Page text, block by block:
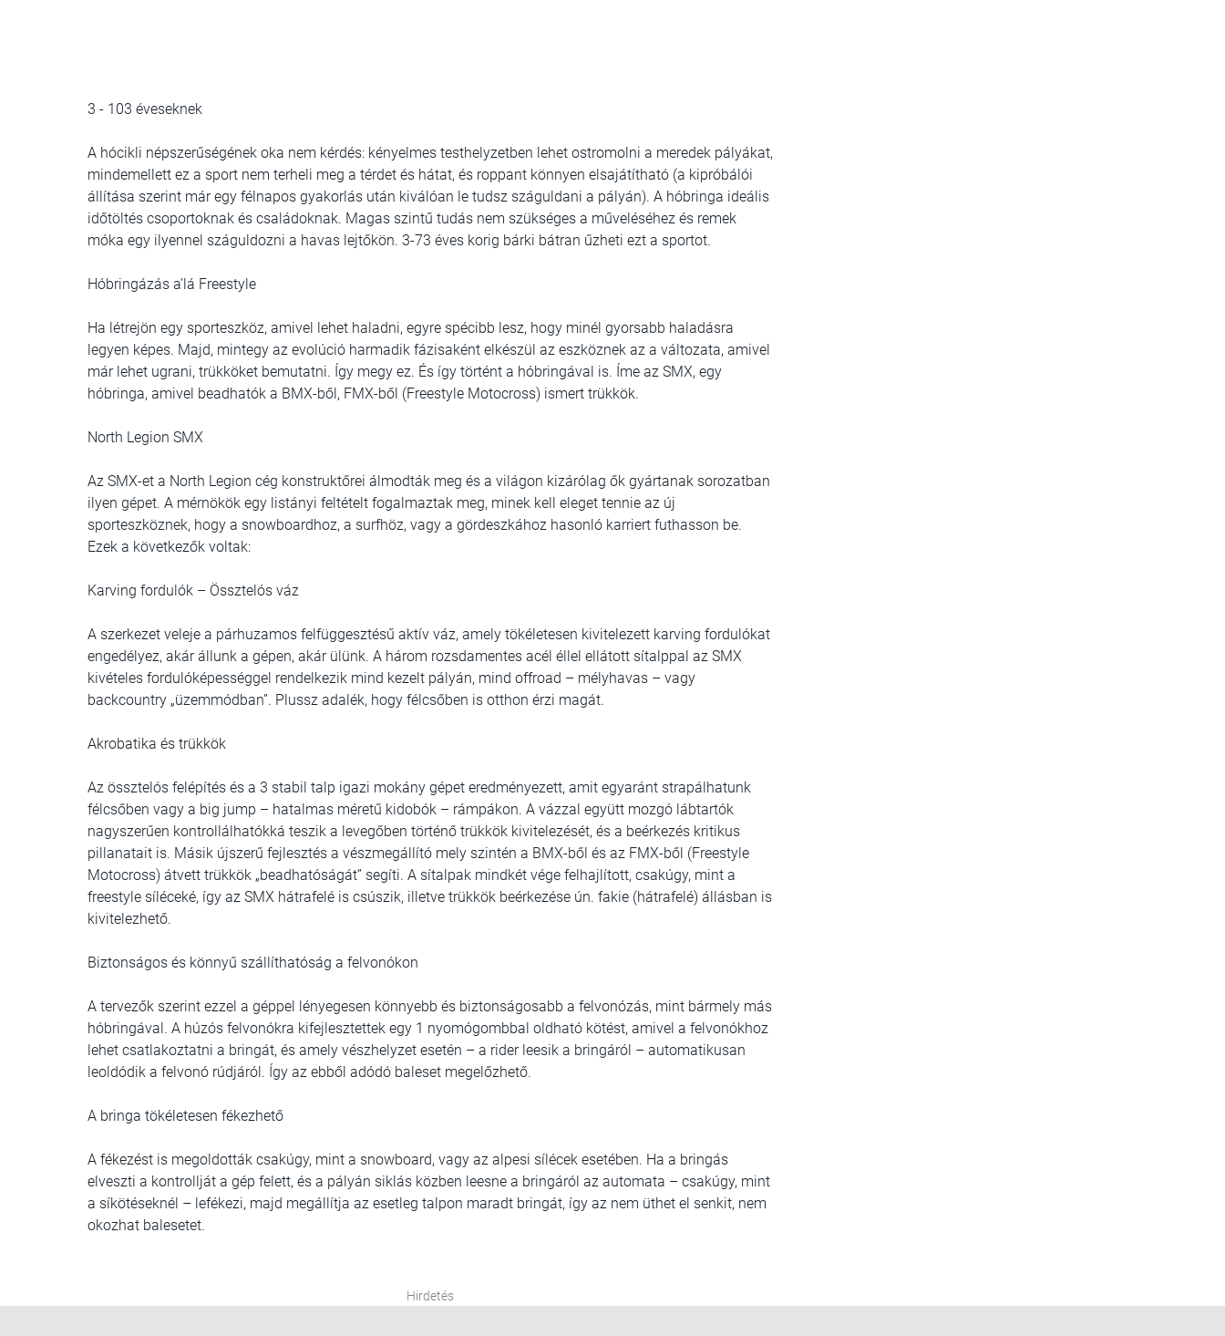
3 - 103 éveseknek
A hócikli népszerűségének oka nem kérdés: kényelmes testhelyzetben lehet ostromolni a meredek pályákat,
mindemellett ez a sport nem terheli meg a térdet és hátat, és roppant könnyen elsajátítható (a kipróbálói
állítása szerint már egy félnapos gyakorlás után kiválóan le tudsz száguldani a pályán). A hóbringa ideális
időtöltés csoportoknak és családoknak. Magas szintű tudás nem szükséges a műveléséhez és remek
móka egy ilyennel száguldozni a havas lejtőkön. 3-73 éves korig bárki bátran űzheti ezt a sportot.
Hóbringázás a’lá Freestyle
Ha létrejön egy sporteszköz, amivel lehet haladni, egyre spécibb lesz, hogy minél gyorsabb haladásra
legyen képes. Majd, mintegy az evolúció harmadik fázisaként elkészül az eszköznek az a változata, amivel
már lehet ugrani, trükköket bemutatni. Így megy ez. És így történt a hóbringával is. Íme az SMX, egy
hóbringa, amivel beadhatók a BMX-ből, FMX-ből (Freestyle Motocross) ismert trükkök.
North Legion SMX
Az SMX-et a North Legion cég konstruktőrei álmodták meg és a világon kizárólag ők gyártanak sorozatban
ilyen gépet. A mérnökök egy listányi feltételt fogalmaztak meg, minek kell eleget tennie az új
sporteszköznek, hogy a snowboardhoz, a surfhöz, vagy a gördeszkához hasonló karriert futhasson be.
Ezek a következők voltak:
Karving fordulók – Össztelós váz
A szerkezet veleje a párhuzamos felfüggesztésű aktív váz, amely tökéletesen kivitelezett karving fordulókat
engedélyez, akár állunk a gépen, akár ülünk. A három rozsdamentes acél éllel ellátott sítalppal az SMX
kivételes fordulóképességgel rendelkezik mind kezelt pályán, mind offroad – mélyhavas – vagy
backcountry „üzemmódban”. Plussz adalék, hogy félcsőben is otthon érzi magát.
Akrobatika és trükkök
Az össztelós felépítés és a 3 stabil talp igazi mokány gépet eredményezett, amit egyaránt strapálhatunk
félcsőben vagy a big jump – hatalmas méretű kidobók – rámpákon. A vázzal együtt mozgó lábtartók
nagyszerűen kontrollálhatókká teszik a levegőben történő trükkök kivitelezését, és a beérkezés kritikus
pillanatait is. Másik újszerű fejlesztés a vészmegállító mely szintén a BMX-ből és az FMX-ből (Freestyle
Motocross) átvett trükkök „beadhatóságát” segíti. A sítalpak mindkét vége felhajlított, csakúgy, mint a
freestyle síléceké, így az SMX hátrafelé is csúszik, illetve trükkök beérkezése ún. fakie (hátrafelé) állásban is
kivitelezhető.
Biztonságos és könnyű szállíthatóság a felvonókon
A tervezők szerint ezzel a géppel lényegesen könnyebb és biztonságosabb a felvonózás, mint bármely más
hóbringával. A húzós felvonókra kifejlesztettek egy 1 nyomógombbal oldható kötést, amivel a felvonókhoz
lehet csatlakoztatni a bringát, és amely vészhelyzet esetén – a rider leesik a bringáról – automatikusan
leoldódik a felvonó rúdjáról. Így az ebből adódó baleset megelőzhető.
A bringa tökéletesen fékezhető
A fékezést is megoldották csakúgy, mint a snowboard, vagy az alpesi sílécek esetében. Ha a bringás
elveszti a kontrollját a gép felett, és a pályán siklás közben leesne a bringáról az automata – csakúgy, mint
a síkötéseknél – lefékezi, majd megállítja az esetleg talpon maradt bringát, így az nem üthet el senkit, nem
okozhat balesetet.
Hirdetés